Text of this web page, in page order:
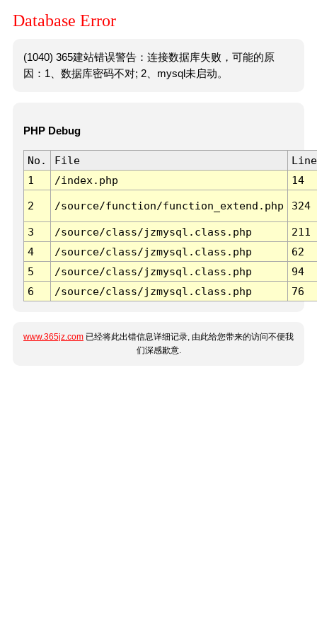
Database Error
(1040) 365建站错误警告：连接数据库失败，可能的原
因：1、数据库密码不对; 2、mysql未启动。
PHP Debug
No. File
Line
1
/index.php 14
2 /source/function/function_extend.php 324
3 /source/class/jzmysql.class.php
211
4
/source/class/jzmysql.class.php
62
5
/source/class/jzmysql.class.php
94
6
/source/class/jzmysql.class.php 76
www.365jz.com 已经将此出错信息详细记录, 由此给您带来的访问不便我
们深感歉意.